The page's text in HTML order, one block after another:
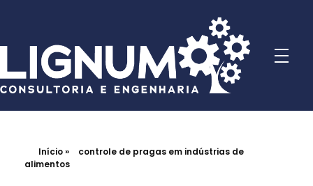
Início»
controle de pragas em indústrias de
alimentos